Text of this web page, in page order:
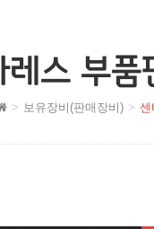
레스 부품
보유장비(판매장비) 센